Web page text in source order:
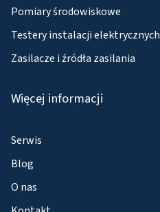
Pomiary środowiskowe
Testery instalacji elektrycznych
Zasilacze i źródła zasilania
Więcej informacji
Serwis
Blog
O nas